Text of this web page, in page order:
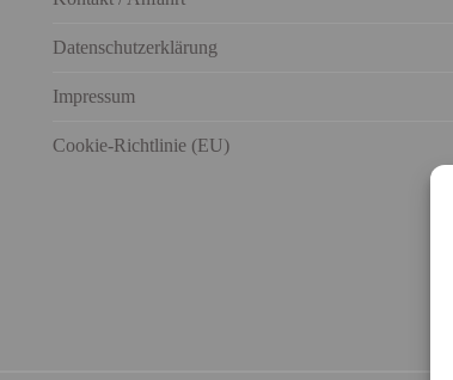
Datenschutzerklärung
Impressum
Cookie-Richtlinie (EU)